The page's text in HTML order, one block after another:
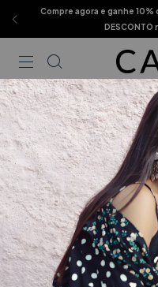
Compre agora e ganhe 10%
DESCONTO
Início . Estampas . CARGO
CARGO